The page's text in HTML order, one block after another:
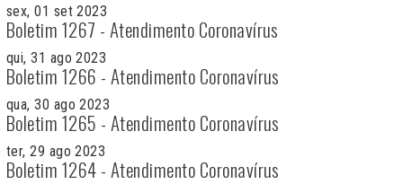
sex, 01 set 2023
Boletim 1267 - Atendimento Coronavírus
qui, 31 ago 2023
Boletim 1266 - Atendimento Coronavírus
qua, 30 ago 2023
Boletim 1265 - Atendimento Coronavírus
ter, 29 ago 2023
Boletim 1264 - Atendimento Coronavírus